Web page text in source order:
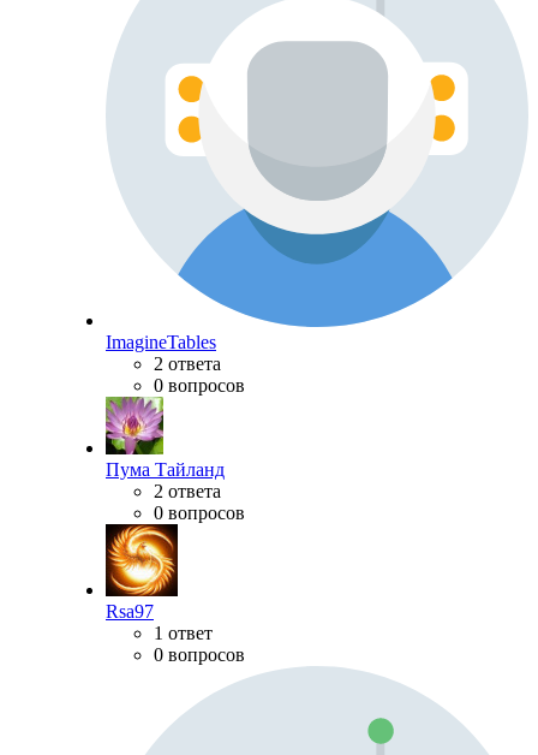
ImagineTables
2 ответа
0 вопросов
Пума Тайланд
2 ответа
0 вопросов
Rsa97
1 ответ
0 вопросов